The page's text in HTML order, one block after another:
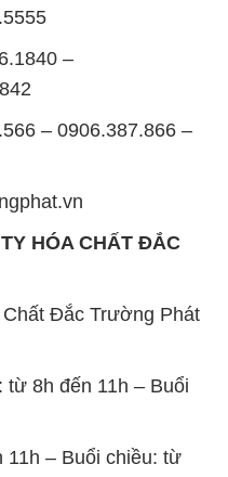
–
– 0906.387.866 –
HÓA CHẤT ĐẮC
Đắc Trường Phát
8h đến 11h – Buổi
– Buổi chiều: từ